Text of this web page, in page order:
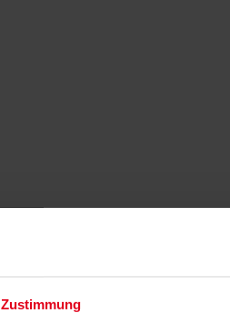
Zustimmung